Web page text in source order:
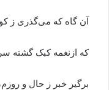
آن گاه که می‌گذری ز
که ازنغمه کبک گشته
برگیر خبر ز حال و